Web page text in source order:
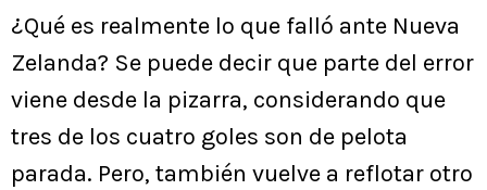
¿Qué es realmente lo que falló ante Nueva
Zelanda? Se puede decir que parte del error
viene desde la pizarra, considerando que
tres de los cuatro goles son de pelota
parada. Pero, también vuelve a reflotar otro